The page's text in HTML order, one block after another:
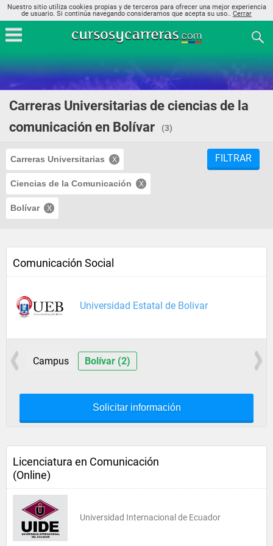
Nuestro sitio utiliza cookies propias y de terceros para ofrecer una mejor experiencia
de usuario. Si continúa navegando consideramos que acepta su uso.. Cerrar
Carreras Universitarias de ciencias de la
comunicación en Bolívar
(3)
Carreras Universitarias
Ciencias de la Comunicación
Bolívar
FILTRAR
Comunicación Social
Universidad Estatal de Bolivar
Campus Bolívar (2)
Solicitar información
Licenciatura en Comunicación
(Online)
Universidad Internacional de Ecuador